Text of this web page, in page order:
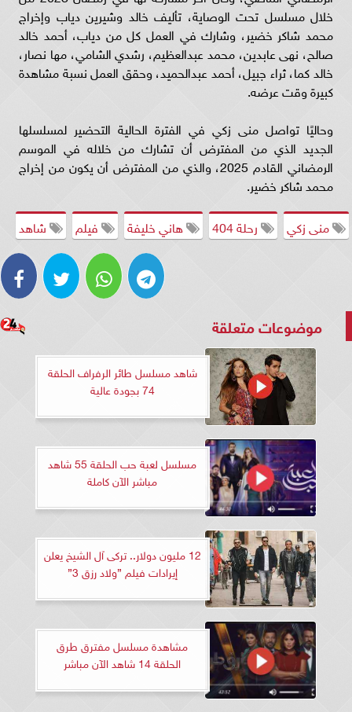
خلال مسلسل تحت الوصاية، تأليف خالد وشيرين دياب وإخراج
محمد شاكر خضير، وشارك في العمل كل من دياب، أحمد خالد
صالح، نهى عابدين، محمد عبدالعظيم، رشدي الشامي، مها نصار،
خالد كما، ثراء جبيل، أحمد عبدالحميد، وحقق العمل نسبة مشاهدة
كبيرة وقت عرضه.
وحاليًا تواصل منى زكي في الفترة الحالية التحضير لمسلسلها
الجديد الذي من المفترض أن تشارك من خلاله في الموسم
الرمضاني القادم 2025، والذي من المفترض أن يكون من إخراج
محمد شاكر خضير.
منى زكي
رحلة 404 هاني خليفة فيلم شاهد
موضوعات متعلقة
شاهد مسلسل طائر الرفراف الحلقة
74 بجودة عالية
مسلسل لعبة حب الحلقة 55 شاهد
مباشر الآن كاملة
12 مليون دولار.. تركى آل الشيخ يعلن
إيرادات فيلم ”ولاد رزق 3”
مشاهدة مسلسل مفترق طرق
الحلقة 14 شاهد الآن مباشر